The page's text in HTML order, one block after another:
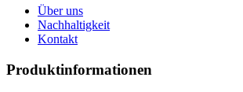
Über uns
Nachhaltigkeit
Kontakt
Produktinformationen